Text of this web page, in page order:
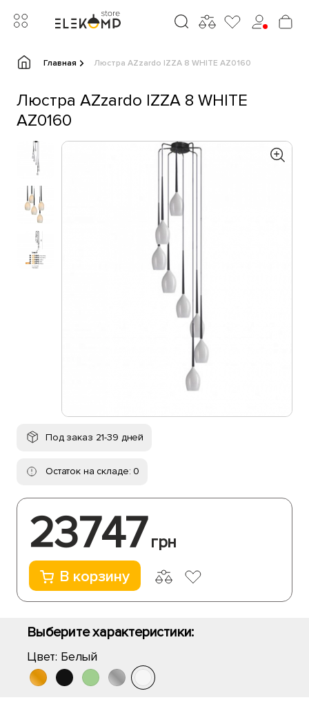
Главная Люстра AZzardo IZZA 8 WHITE AZ0160
Люстра AZzardo IZZA 8 WHITE
AZ0160
Под заказ 21-39 дней
Остаток на складе: 0
23747 грн
В корзину
Выберите характеристики:
Цвет: Белый